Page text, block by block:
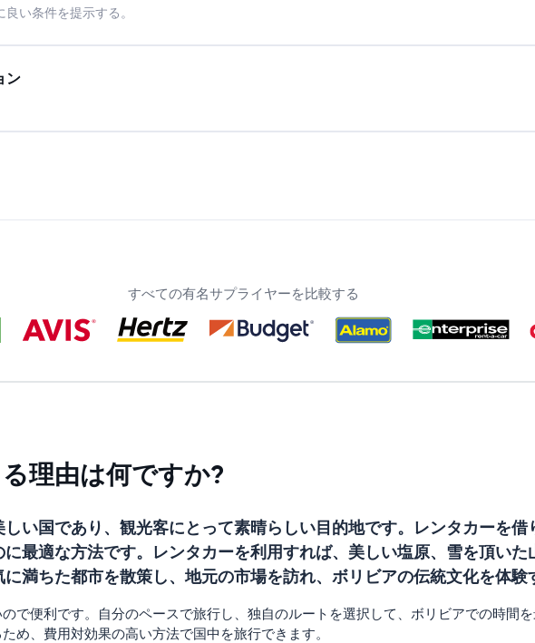
い条件を提示する。
ン
すべての有名サプライヤーを比較する
理由は何ですか?
い国であり、観光客にとって素晴らしい目的地です。レンタカーを
最適な方法です。レンタカーを利用すれば、美しい塩原、雪を頂い
満ちた都市を散策し、地元の市場を訪れ、ボリビアの伝統文化を体験
で便利です。自分のペースで旅行し、独自のルートを選択して、ボリビアでの時間
め、費用対効果の高い方法で国中を旅行できます。